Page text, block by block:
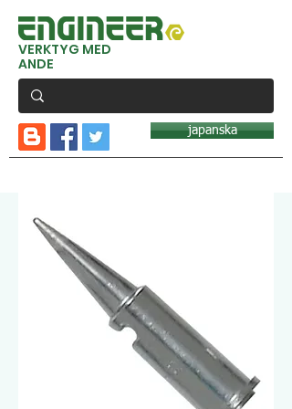
VERKTYG MED
ANDE
japanska